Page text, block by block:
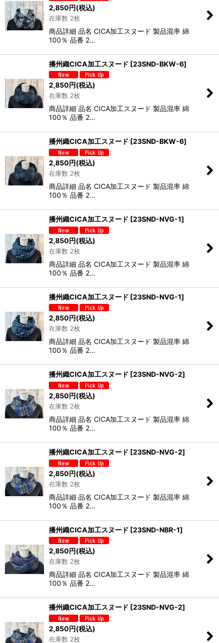
2,850円(税込)
在庫数 2枚
商品詳細 品名 CICA加工スヌード 製品混率 綿
100％ 品番 2…
播州織CICA加工スヌード [23SND-BKW-6]
2,850円(税込)
在庫数 2枚
商品詳細 品名 CICA加工スヌード 製品混率 綿
100％ 品番 2…
播州織CICA加工スヌード [23SND-BKW-6]
2,850円(税込)
在庫数 2枚
商品詳細 品名 CICA加工スヌード 製品混率 綿
100％ 品番 2…
播州織CICA加工スヌード [23SND-NVG-1]
2,850円(税込)
在庫数 2枚
商品詳細 品名 CICA加工スヌード 製品混率 綿
100％ 品番 2…
播州織CICA加工スヌード [23SND-NVG-1]
2,850円(税込)
在庫数 2枚
商品詳細 品名 CICA加工スヌード 製品混率 綿
100％ 品番 2…
播州織CICA加工スヌード [23SND-NVG-2]
2,850円(税込)
在庫数 2枚
商品詳細 品名 CICA加工スヌード 製品混率 綿
100％ 品番 2…
播州織CICA加工スヌード [23SND-NVG-2]
2,850円(税込)
在庫数 2枚
商品詳細 品名 CICA加工スヌード 製品混率 綿
100％ 品番 2…
播州織CICA加工スヌード [23SND-NBR-1]
2,850円(税込)
在庫数 2枚
商品詳細 品名 CICA加工スヌード 製品混率 綿
100％ 品番 2…
播州織CICA加工スヌード [23SND-NVG-2]
2,850円(税込)
在庫数 2枚